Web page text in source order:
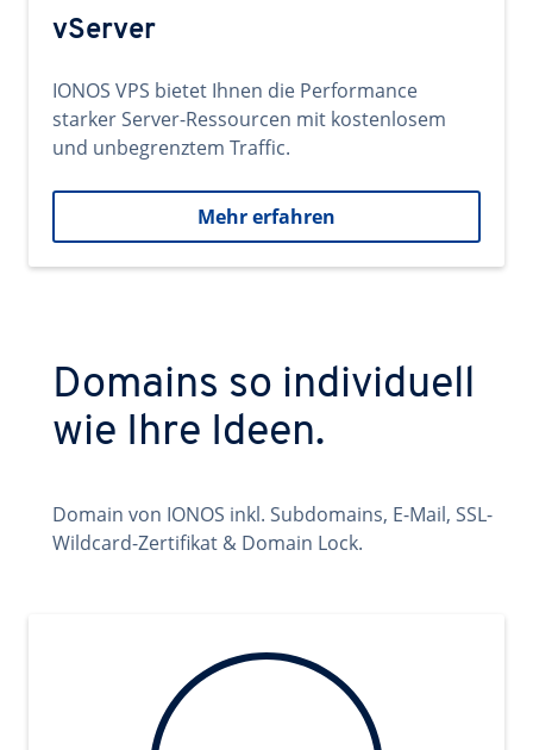
vServer
IONOS VPS bietet Ihnen die Performance
starker Server-Ressourcen mit kostenlosem
und unbegrenztem Traffic.
Mehr erfahren
Domains so individuell
wie Ihre Ideen.
Domain von IONOS inkl. Subdomains, E-Mail, SSL-
Wildcard-Zertifikat & Domain Lock.